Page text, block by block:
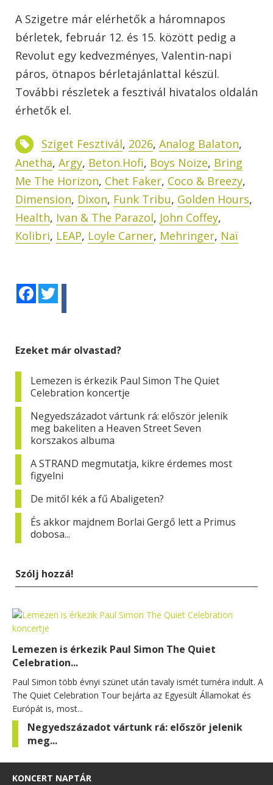
A Szigetre már elérhetők a háromnapos
bérletek, február 12. és 15. között pedig a
Revolut egy kedvezményes, Valentin-napi
páros, ötnapos bérletajánlattal készül.
További részletek a fesztivál hivatalos oldalán
érhetők el.
Sziget Fesztivál, 2026, Analog Balaton,
Anetha, Argy, Beton.Hofi, Boys Noize, Bring
Me The Horizon, Chet Faker, Coco & Breezy,
Dimension, Dixon, Funk Tribu, Golden Hours,
Health, Ivan & The Parazol, John Coffey,
Kolibri, LEAP, Loyle Carner, Mehringer, Naï
Facebook
Ezeket már olvastad?
Lemezen is érkezik Paul Simon The Quiet
Celebration koncertje
Negyedszázadot vártunk rá: először jelenik
meg bakeliten a Heaven Street Seven
korszakos albuma
A STRAND megmutatja, kikre érdemes most
figyelni
De mitől kék a fű Abaligeten?
És akkor majdnem Borlai Gergő lett a Primus
dobosa...
Szólj hozzá!
Lemezen is érkezik Paul Simon The Quiet
Celebration...
Paul Simon több évnyi szünet után tavaly ismét turnéra indult. A
The Quiet Celebration Tour bejárta az Egyesült Államokat és
Európát is, most...
Negyedszázadot vártunk rá: először jelenik
meg...
KONCERT NAPTÁR